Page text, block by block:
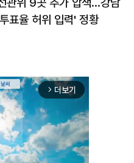
표율 허위 입력' 정황
arrow_forward_ios 더보기